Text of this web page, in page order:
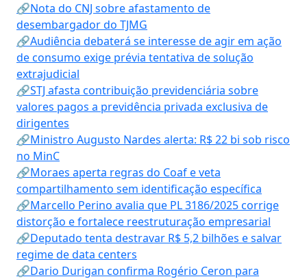
🔗Nota do CNJ sobre afastamento de
desembargador do TJMG
🔗Audiência debaterá se interesse de agir em ação
de consumo exige prévia tentativa de solução
extrajudicial
🔗STJ afasta contribuição previdenciária sobre
valores pagos a previdência privada exclusiva de
dirigentes
🔗Ministro Augusto Nardes alerta: R$ 22 bi sob risco
no MinC
🔗Moraes aperta regras do Coaf e veta
compartilhamento sem identificação específica
🔗Marcello Perino avalia que PL 3186/2025 corrige
distorção e fortalece reestruturação empresarial
🔗Deputado tenta destravar R$ 5,2 bilhões e salvar
regime de data centers
🔗Dario Durigan confirma Rogério Ceron para